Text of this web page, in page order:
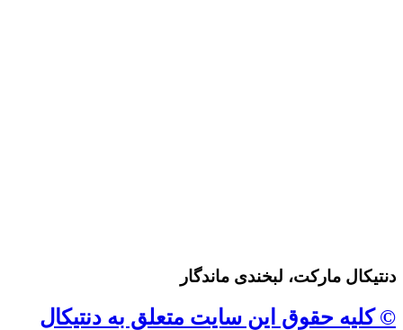
دنتیکال مارکت، لبخندی ماندگار
© کلیه حقوق این سایت متعلق به دنتیکال